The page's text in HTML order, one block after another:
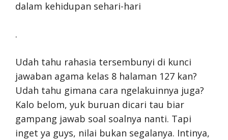
dalam kehidupan sehari-hari
.
Udah tahu rahasia tersembunyi di kunci
jawaban agama kelas 8 halaman 127 kan?
Udah tahu gimana cara ngelakuinnya juga?
Kalo belom, yuk buruan dicari tau biar
gampang jawab soal soalnya nanti. Tapi
inget ya guys, nilai bukan segalanya. Intinya,